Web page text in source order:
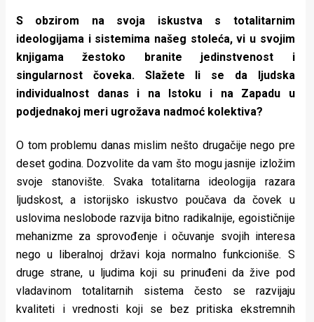
S obzirom na svoja iskustva s totalitarnim
ideologijama i sistemima našeg stoleća, vi u svojim
knjigama žestoko branite jedinstvenost i
singularnost čoveka. Slažete li se da ljudska
individualnost danas i na Istoku i na Zapadu u
podjednakoj meri ugrožava nadmoć kolektiva?
O tom problemu danas mislim nešto drugačije nego pre
deset godina. Dozvolite da vam što mogu jasnije izložim
svoje stanovište. Svaka totalitarna ideologija razara
ljudskost, a istorijsko iskustvo poučava da čovek u
uslovima neslobode razvija bitno radikalnije, egoističnije
mehanizme za sprovođenje i očuvanje svojih interesa
nego u liberalnoj državi koja normalno funkcioniše. S
druge strane, u ljudima koji su prinuđeni da žive pod
vladavinom totalitarnih sistema često se razvijaju
kvaliteti i vrednosti koji se bez pritiska ekstremnih